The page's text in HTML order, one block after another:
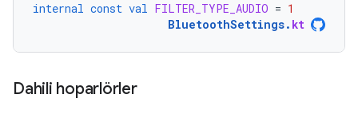
internal const val FILTER_TYPE_AUDIO = 1
BluetoothSettings. kt
Dahili hoparlörler